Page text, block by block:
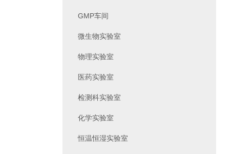
GMP车间
微生物实验室
物理实验室
医药实验室
检测科实验室
化学实验室
恒温恒湿实验室